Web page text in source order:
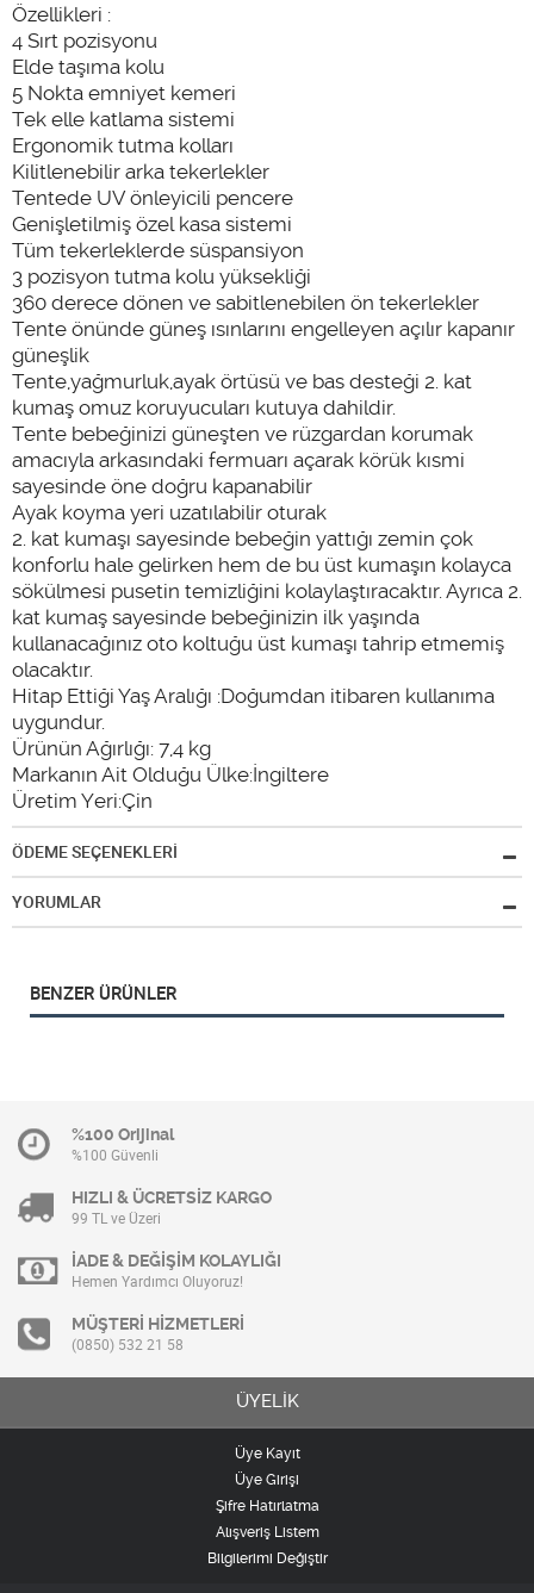
Özellikleri :
4 Sırt pozisyonu
Elde taşıma kolu
5 Nokta emniyet kemeri
Tek elle katlama sistemi
Ergonomik tutma kolları
Kilitlenebilir arka tekerlekler
Tentede UV önleyicili pencere
Genişletilmiş özel kasa sistemi
Tüm tekerleklerde süspansiyon
3 pozisyon tutma kolu yüksekliği
360 derece dönen ve sabitlenebilen ön tekerlekler
Tente önünde güneş ısınlarını engelleyen açılır kapanır
güneşlik
Tente,yağmurluk,ayak örtüsü ve bas desteği 2. kat
kumaş omuz koruyucuları kutuya dahildir.
Tente bebeğinizi güneşten ve rüzgardan korumak
amacıyla arkasındaki fermuarı açarak körük kısmi
sayesinde öne doğru kapanabilir
Ayak koyma yeri uzatılabilir oturak
2. kat kumaşı sayesinde bebeğin yattığı zemin çok
konforlu hale gelirken hem de bu üst kumaşın kolayca
sökülmesi pusetin temizliğini kolaylaştıracaktır. Ayrıca 2.
kat kumaş sayesinde bebeğinizin ilk yaşında
kullanacağınız oto koltuğu üst kumaşı tahrip etmemiş
olacaktır.
Hitap Ettiği Yaş Aralığı :Doğumdan itibaren kullanıma
uygundur.
Ürünün Ağırlığı: 7,4 kg
Markanın Ait Olduğu Ülke:İngiltere
Üretim Yeri:Çin
ÖDEME SEÇENEKLERİ
YORUMLAR
BENZER ÜRÜNLER
%100 Orijinal
%100 Güvenli
HIZLI & ÜCRETSİZ KARGO
99 TL ve Üzeri
İADE & DEĞİŞİM KOLAYLIĞI
Hemen Yardımcı Oluyoruz!
MÜŞTERİ HİZMETLERİ
(0850) 532 21 58
ÜYELİK
Üye Kayıt
Üye Girişi
Şifre Hatırlatma
Alışveriş Listem
Bilgilerimi Değiştir